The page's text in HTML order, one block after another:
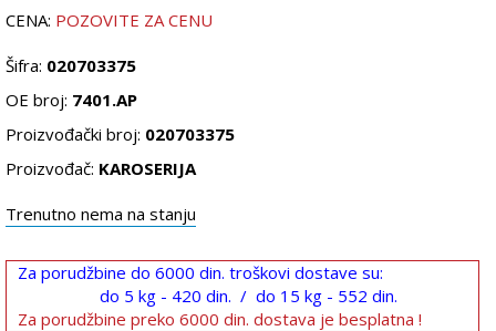
CENA: POZOVITE ZA CENU
Šifra: 020703375
OE broj: 7401.AP
Proizvođački broj: 020703375
Proizvođač: KAROSERIJA
Trenutno nema na stanju
Za porudžbine do 6000 din. troškovi dostave su:
do 5 kg - 420 din. / do 15 kg - 552 din.
Za porudžbine preko 6000 din. dostava je besplatna !